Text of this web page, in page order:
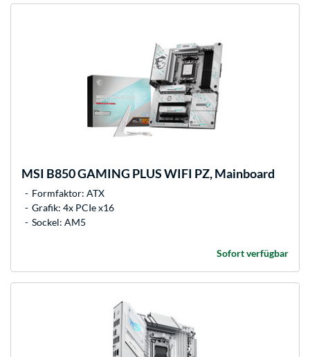
MSI B850 GAMING PLUS WIFI PZ, Mainboard
Formfaktor: ATX
Grafik: 4x PCIe x16
Sockel: AM5
Sofort verfügbar